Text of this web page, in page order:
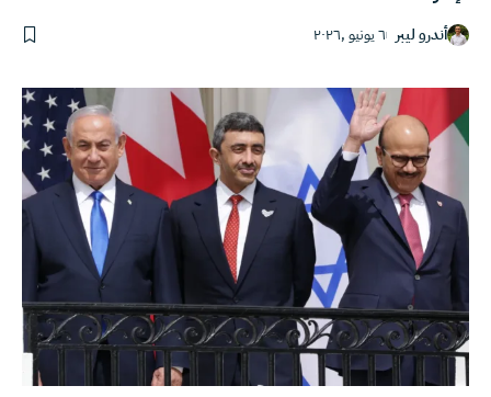
أندرو ليبر ٦ يونيو ,٢٠٢٦